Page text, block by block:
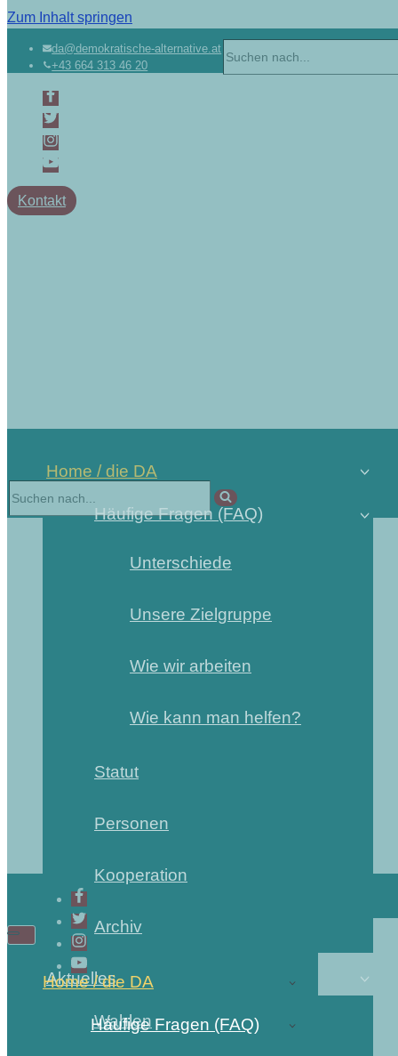
Zum Inhalt springen
da@demokratische-alternative.at
+43 664 313 46 20
Kontakt
Home / die DA
Häufige Fragen (FAQ)
Unterschiede
Unsere Zielgruppe
Wie wir arbeiten
Wie kann man helfen?
Statut
Personen
Kooperation
Archiv
Aktuelles
Wahlen
Home / die DA
Häufige Fragen (FAQ)